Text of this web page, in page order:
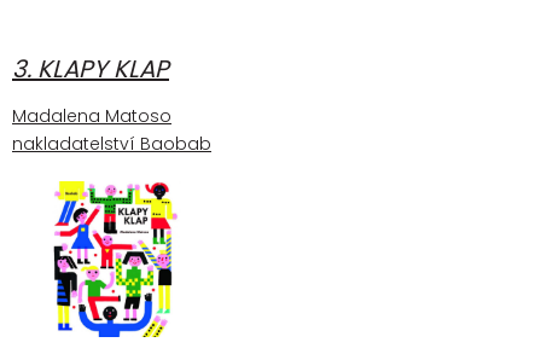
3. KLAPY KLAP
Madalena Matoso
nakladatelství Baobab